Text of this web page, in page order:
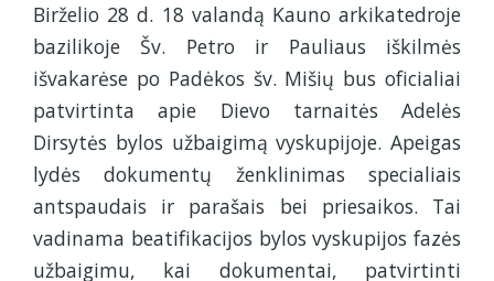
Birželio 28 d. 18 valandą Kauno arkikatedroje
bazilikoje Šv. Petro ir Pauliaus iškilmės
išvakarėse po Padėkos šv. Mišių bus oficialiai
patvirtinta apie Dievo tarnaitės Adelės
Dirsytės bylos užbaigimą vyskupijoje. Apeigas
lydės dokumentų ženklinimas specialiais
antspaudais ir parašais bei priesaikos. Tai
vadinama beatifikacijos bylos vyskupijos fazės
užbaigimu, kai dokumentai, patvirtinti